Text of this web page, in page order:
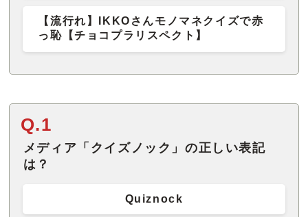
【流行れ】IKKOさんモノマネクイズで赤
っ恥【チョコプラリスペクト】
Q.1
メディア「クイズノック」の正しい表記
は？
Quiznock